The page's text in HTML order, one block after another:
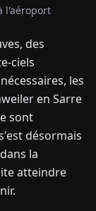
l'aéroport
des
ciels
les
en Sarre
sont
désormais
la
atteindre